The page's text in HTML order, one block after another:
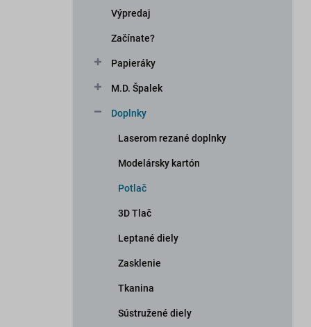
Výpredaj
Začínate?
Papieráky
M.D. Špalek
Doplnky
Laserom rezané doplnky
Modelársky kartón
Potlač
3D Tlač
Leptané diely
Zasklenie
Tkanina
Sústružené diely